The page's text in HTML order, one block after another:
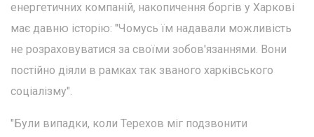
енергетичних компаній, накопичення боргів у Харкові
має давню історію: "Чомусь їм надавали можливість
не розраховуватися за своїми зобов'язаннями. Вони
постійно діяли в рамках так званого харківського
соціалізму".
"Були випадки, коли Терехов міг подзвонити